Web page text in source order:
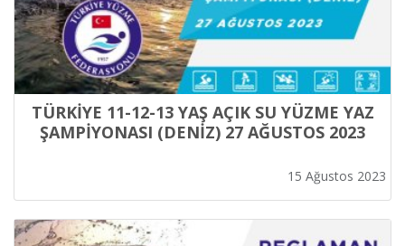
TÜRKİYE 11-12-13 YAŞ AÇIK SU YÜZME YAZ
ŞAMPİYONASI (DENİZ) 27 AĞUSTOS 2023
15 Ağustos 2023